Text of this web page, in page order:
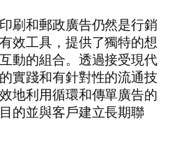
刷和郵政廣告仍然是行銷
效工具，提供了獨特的想
動的組合。透過接受現代
實踐和有針對性的流通技
地利用循環和傳單廣告的
的並與客戶建立長期聯